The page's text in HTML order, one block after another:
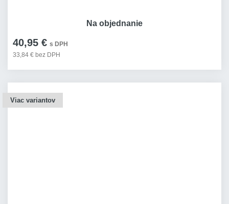
40,95 € s DPH
33,84 € bez DPH
Na objednanie
Viac variantov